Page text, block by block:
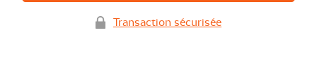
Transaction sécurisée